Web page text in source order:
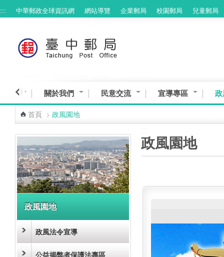
跳到主要內容區塊
::: 中華郵政全球資訊網 網站導覽 企業郵局 校園郵局 兒童郵局
中館 關於我們 民意交流 宣導專區 政
首頁 > 政風園地
政風園地
政風法令宣導
公益揭弊者保護法專區
政風園地